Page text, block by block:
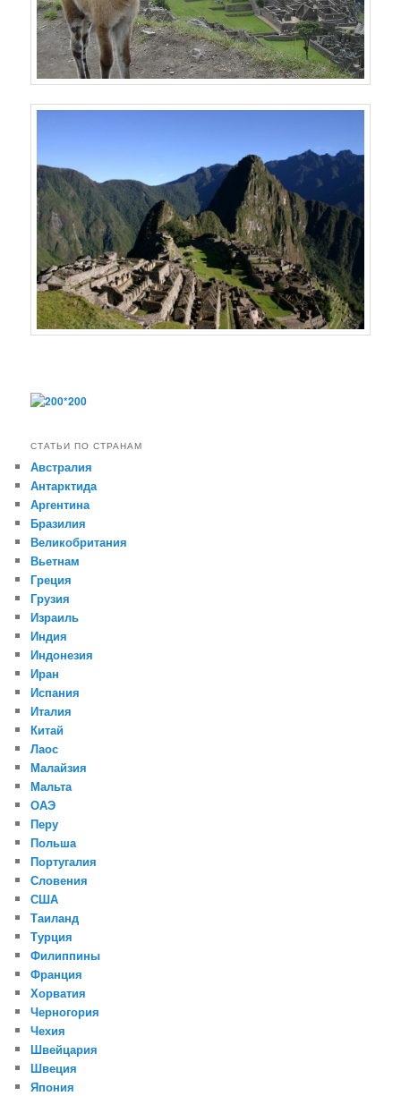
СТАТЬИ ПО СТРАНАМ
Австралия
Антарктида
Аргентина
Бразилия
Великобритания
Вьетнам
Греция
Грузия
Израиль
Индия
Индонезия
Иран
Испания
Италия
Китай
Лаос
Малайзия
Мальта
ОАЭ
Перу
Польша
Португалия
Словения
США
Таиланд
Турция
Филиппины
Франция
Хорватия
Черногория
Чехия
Швейцария
Швеция
Япония